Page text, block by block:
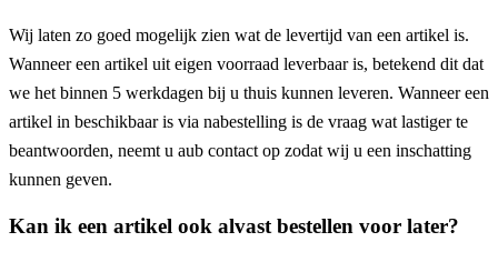
Wij laten zo goed mogelijk zien wat de levertijd van een artikel is.
Wanneer een artikel uit eigen voorraad leverbaar is, betekend dit dat
we het binnen 5 werkdagen bij u thuis kunnen leveren. Wanneer een
artikel in beschikbaar is via nabestelling is de vraag wat lastiger te
beantwoorden, neemt u aub contact op zodat wij u een inschatting
kunnen geven.
Kan ik een artikel ook alvast bestellen voor later?